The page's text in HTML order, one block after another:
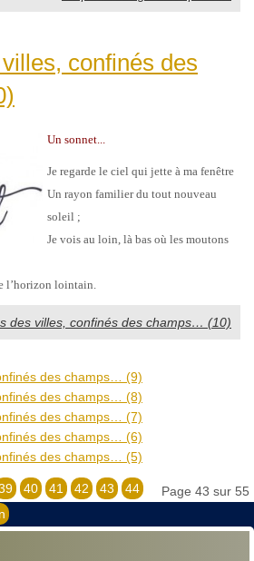
confinés des
Un sonnet...
Je regarde le ciel qui jette à ma fenêtre
Un rayon familier du tout nouveau
soleil ;
Je vois au loin, là bas où les moutons
l’horizon lointain.
des villes, confinés des champs… (10)
des champs… (9)
des champs… (8)
des champs… (7)
des champs… (6)
des champs… (5)
Page 43 sur 55
40 41 42 43
44